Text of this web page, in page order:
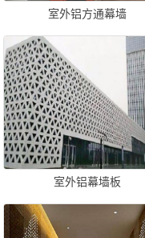
室外铝方通幕墙
室外铝幕墙板